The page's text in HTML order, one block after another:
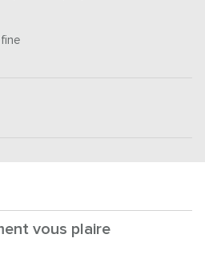
vous plaire